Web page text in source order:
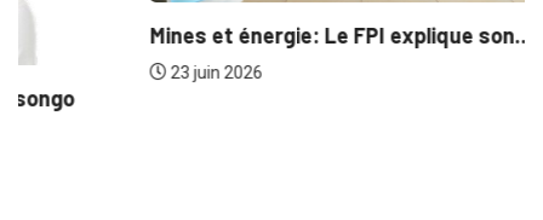
Mines et énergie: Le FPI explique son...